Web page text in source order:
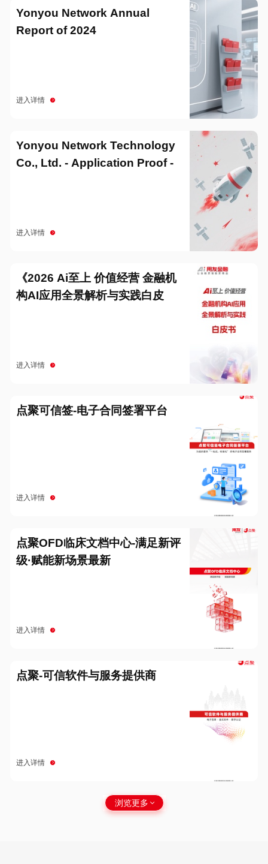
Yonyou Network Annual
Report of 2024
进入详情
Yonyou Network Technology
Co., Ltd. - Application Proof -
进入详情
《2026 Ai至上 价值经营 金融机
构AI应用全景解析与实践白皮
进入详情
点聚可信签-电子合同签署平台
进入详情
点聚OFD临床文档中心-满足新评
级·赋能新场景最新
进入详情
点聚-可信软件与服务提供商
进入详情
浏览更多